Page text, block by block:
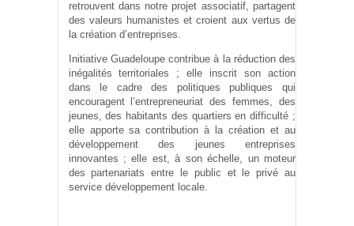
retrouvent dans notre projet associatif, partagent
des valeurs humanistes et croient aux vertus de
la création d’entreprises.
Initiative Guadeloupe contribue à la réduction des
inégalités territoriales ; elle inscrit son action
dans le cadre des politiques publiques qui
encouragent l’entrepreneuriat des femmes, des
jeunes, des habitants des quartiers en difficulté ;
elle apporte sa contribution à la création et au
développement des jeunes entreprises
innovantes ; elle est, à son échelle, un moteur
des partenariats entre le public et le privé au
service développement locale.